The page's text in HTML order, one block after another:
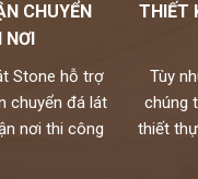
CHUYỂN
Stone hỗ trợ
chuyển đá lát
nơi thi công
THIẾT
Tùy
chúng
thiết